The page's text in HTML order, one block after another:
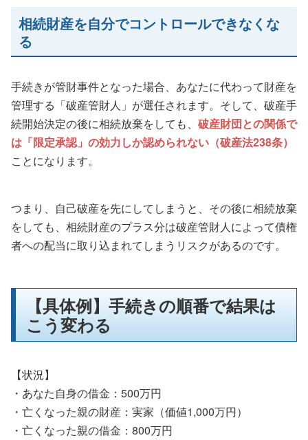
相続財産を自分でコントロールできなくな
る
手続きが管財事件となった場合、あなたに代わって財産を
管理する「破産管財人」が選任されます。そして、破産手
続開始決定の後に相続放棄をしても、 破産財団との関係で
は「限定承認」の効力しか認められない（破産法238条）
ことになります。
つまり、自己破産を先にしてしまうと、その後に相続放棄
をしても、相続財産のプラス分は破産管財人によって債権
者への配当に取り込まれてしまうリスクがあるのです。
【具体例】手続きの順番で結果は
こう変わる
【状況】
・あなた自身の借金：500万円
・亡くなった親の財産：実家（価値1,000万円）
・亡くなった親の借金：800万円